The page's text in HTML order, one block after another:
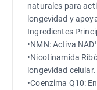
naturales para
longevidad y
Ingredientes
•NMN: Activa
•Nicotinamida
longevidad celular.
•Coenzima Q10: